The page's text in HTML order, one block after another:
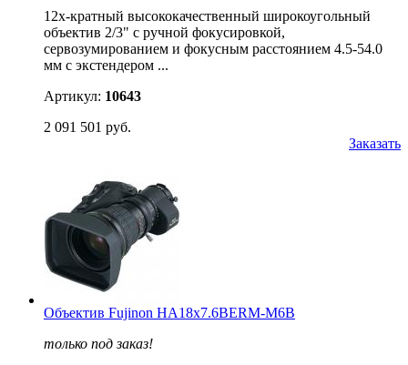
12x-кратный высококачественный широкоугольный
объектив 2/3" с ручной фокусировкой,
сервозумированием и фокусным расстоянием 4.5-54.0
мм с экстендером ...
Артикул: 10643
2 091 501 руб.
Заказать
Объектив Fujinon HA18x7.6BERM-M6B
только под заказ!